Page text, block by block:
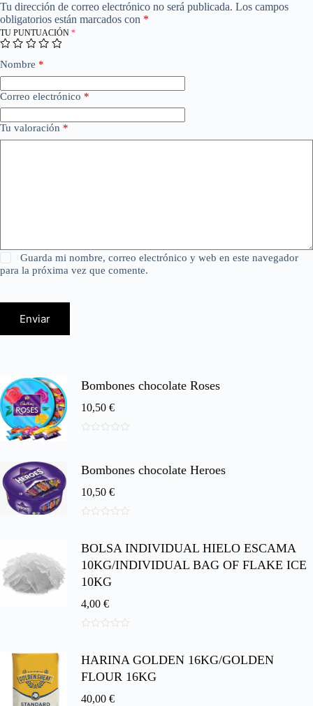
Tu dirección de correo electrónico no será publicada. Los campos
obligatorios están marcados con *
TU PUNTUACIÓN *
Nombre *
Correo electrónico *
Tu valoración *
Guarda mi nombre, correo electrónico y web en este navegador
para la próxima vez que comente.
Enviar
Bombones chocolate Roses
10,50 €
5
Bombones chocolate Heroes
10,50 €
e
BOLSA INDIVIDUAL HIELO ESCAMA
10KG/INDIVIDUAL BAG OF FLAKE ICE
10KG
4,00 €
e
HARINA GOLDEN 16KG/GOLDEN
FLOUR 16KG
40,00 €